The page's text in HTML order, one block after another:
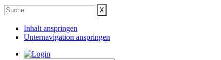
Inhalt anspringen
Unternavigation anspringen